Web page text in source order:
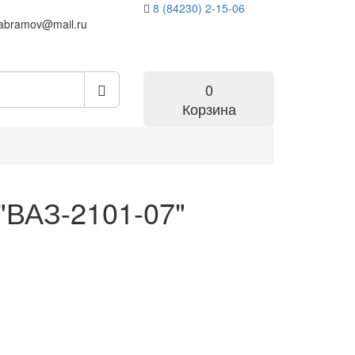
8 (84230) 2-15-06
0
Корзина
2101-07"